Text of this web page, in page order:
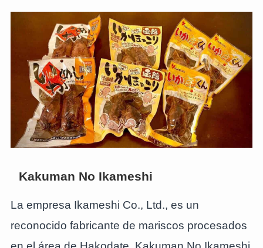
Kakuman No Ikameshi
La empresa Ikameshi Co., Ltd., es un
reconocido fabricante de mariscos procesados